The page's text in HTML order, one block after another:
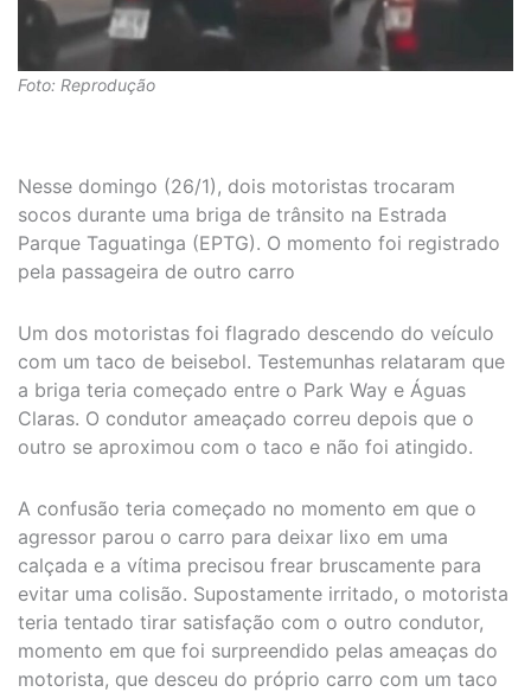
Foto: Reprodução
Nesse domingo (26/1), dois motoristas trocaram
socos durante uma briga de trânsito na Estrada
Parque Taguatinga (EPTG). O momento foi registrado
pela passageira de outro carro
Um dos motoristas foi flagrado descendo do veículo
com um taco de beisebol. Testemunhas relataram que
a briga teria começado entre o Park Way e Águas
Claras. O condutor ameaçado correu depois que o
outro se aproximou com o taco e não foi atingido.
A confusão teria começado no momento em que o
agressor parou o carro para deixar lixo em uma
calçada e a vítima precisou frear bruscamente para
evitar uma colisão. Supostamente irritado, o motorista
teria tentado tirar satisfação com o outro condutor,
momento em que foi surpreendido pelas ameaças do
motorista, que desceu do próprio carro com um taco